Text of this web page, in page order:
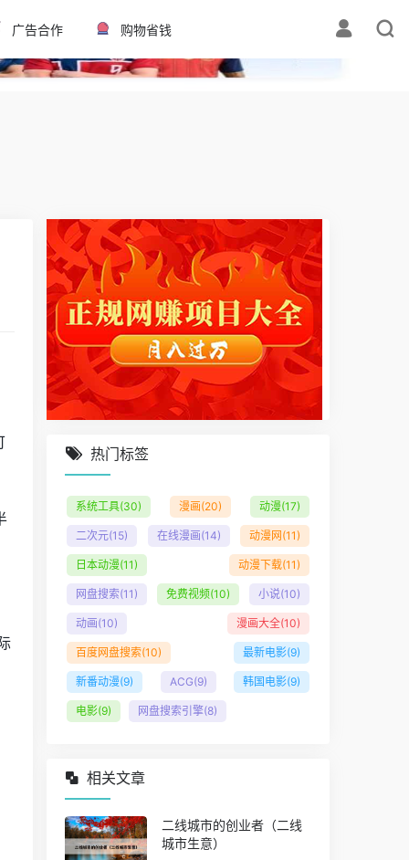
✕
广告合作 购物省钱
热门标签
系统工具(30) 漫画(20) 动漫(17)
二次元(15) 在线漫画(14) 动漫网 (11)
日本动漫(11) 动漫下载(11)
网盘搜索(11) 免费视频(10) 小说(10)
动画(10) 漫画大全(10)
百度网盘搜索(10) 最新电影(9)
新番动漫(9) ACG(9) 韩国电影(9)
电影(9) 网盘搜索引擎(8)
相关文章
二线城市的创业者（二线
城市生意）